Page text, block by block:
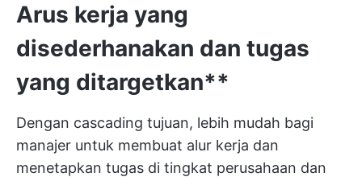
Arus kerja yang
disederhanakan dan tugas
yang ditargetkan**
Dengan cascading tujuan, lebih mudah bagi
manajer untuk membuat alur kerja dan
menetapkan tugas di tingkat perusahaan dan